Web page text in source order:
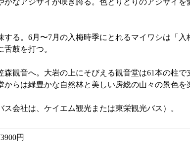
なアジサイが咲き誇る。色とりどりのアジサイを
る。6月〜7月の入梅時季にとれるマイワシは「入
鼓を打つ。
観音へ。大岩の上にそびえる観音堂は61本の柱で
らは緑豊かな自然林と美しい房総の山々の景色を
会社は、ケイエム観光または東栄観光バス）。
円